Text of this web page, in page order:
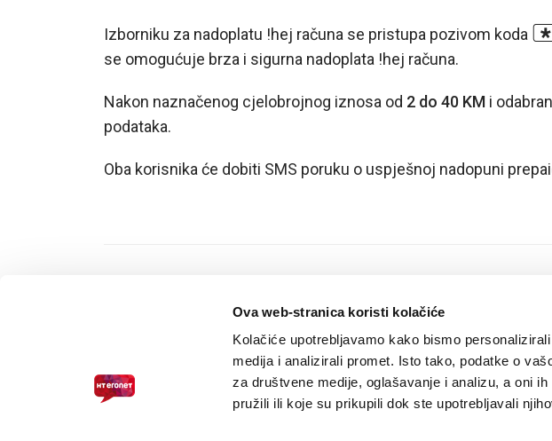
Ova web-stranica koristi kolačiće
Kolačiće upotrebljavamo kako bismo
medija i analizirali promet. Isto tako, podatke o
za društvene medije, oglašavanje i analizu, a oni
pružili ili koje su prikupili dok ste upotrebljavali
TELEFONSKI IMENIK
Izborniku za nadoplatu !hej računa se pristupa pozivom koda
se omogućuje brza i sigurna nadoplata !hej računa.
Nakon naznačenog cjelobrojnog iznosa od 2 do 40 KM i
podataka.
Oba korisnika će dobiti SMS poruku o uspješnoj nadopuni
PRISTUPAČNOST ZA SLABOVIDNE
. Sva prava pridržana /Pravne napomene/Sigurnost plaćanja kreditnim